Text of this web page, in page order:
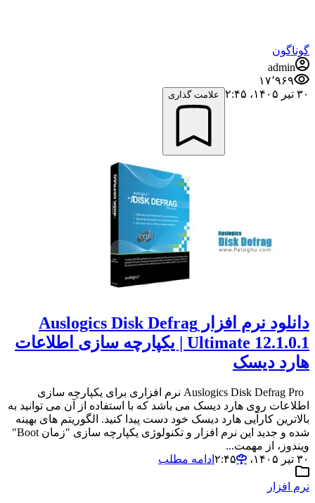
گوناگون
admin
۱۷٬۹۶۹
۳۰ تیر ۱۴۰۵،‏ ۲:۴۵
علامت گذاری
دانلود نرم افزار Auslogics Disk Defrag
Ultimate 12.1.0.1 | یکپارچه سازی اطلاعات
هارد دیسک
Auslogics Disk Defrag Pro نرم افزاری برای یکپارچه سازی
اطلاعات روی هارد دیسک می باشد که با استفاده از آن می توانید به
بالاترین کارآیی هارد دیسک خود دست پیدا کنید. الگوریتم های بهینه
شده و جدید این نرم افزار و تکنولوژی یکپارچه سازی "زمان Boot"
ویندوز، از مهمت...
۳۰ تیر ۱۴۰۵،‏ ۲:۴۵
ادامه مطلب
نرم افزار